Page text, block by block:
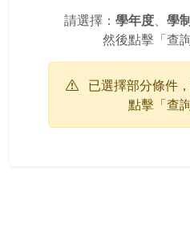
請選擇： 學年度、 學
然後點擊「查
已選擇部分條件
點擊「查